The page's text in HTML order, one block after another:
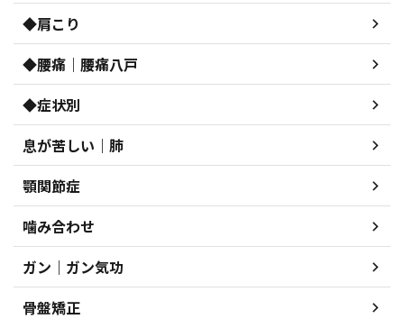
◆肩こり
◆腰痛｜腰痛八戸
◆症状別
息が苦しい｜肺
顎関節症
噛み合わせ
ガン｜ガン気功
骨盤矯正